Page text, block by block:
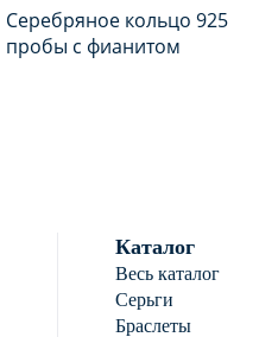
Серебряное кольцо 925
пробы с фианитом
Каталог
Весь каталог
Серьги
Браслеты